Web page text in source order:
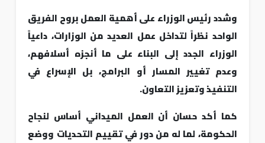
وشدد رئيس الوزراء على أهمية العمل بروح الفريق
الواحد نظراً لتداخل عمل العديد من الوزارات، داعياً
الوزراء الجدد إلى البناء على ما أنجزه أسلافهم،
وعدم تغيير المسار أو البرامج، بل الإسراع في
التنفيذ وتعزيز التعاون.
كما أكد حسان أن العمل الميداني أساس لنجاح
الحكومة، لما له من دور في تقييم التحديات ووضع